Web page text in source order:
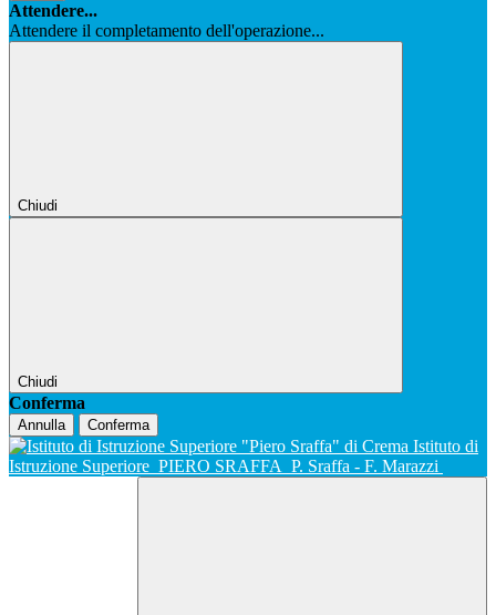
Attendere...
Attendere il completamento dell'operazione...
Chiudi
Chiudi
Conferma
Annulla Conferma
Istituto di
Istruzione Superiore PIERO SRAFFA P. Sraffa - F. Marazzi